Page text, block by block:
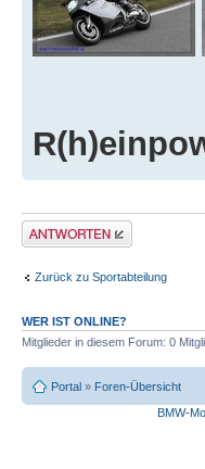
Antwort erstellen
Zurück zu Sportabteilung
WER IST ONLINE?
Mitglieder in diesem Forum: 0
Portal » Foren-Übersicht
BMW-